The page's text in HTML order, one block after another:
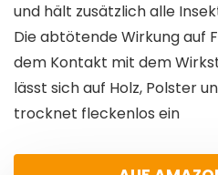
und hält zusätzlich alle
Die abtötende Wirkung auf
dem Kontakt mit dem
lässt sich auf Holz, Polster
trocknet fleckenlos ein